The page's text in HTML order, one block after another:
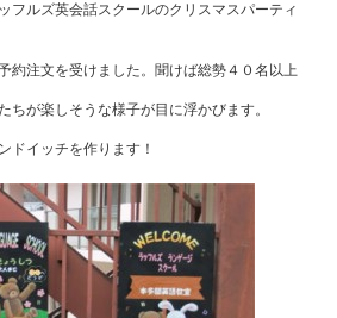
フルズ英会話スクールのクリスマスパーティ
約注文を受けました。聞けば総勢４０名以上
ちが楽しそうな様子が目に浮かびます。
ドイッチを作ります！